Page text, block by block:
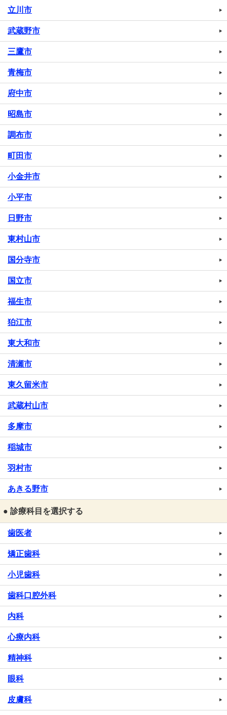
立川市
武蔵野市
三鷹市
青梅市
府中市
昭島市
調布市
町田市
小金井市
小平市
日野市
東村山市
国分寺市
国立市
福生市
狛江市
東大和市
清瀬市
東久留米市
武蔵村山市
多摩市
稲城市
羽村市
あきる野市
● 診療科目を選択する
歯医者
矯正歯科
小児歯科
歯科口腔外科
内科
心療内科
精神科
眼科
皮膚科